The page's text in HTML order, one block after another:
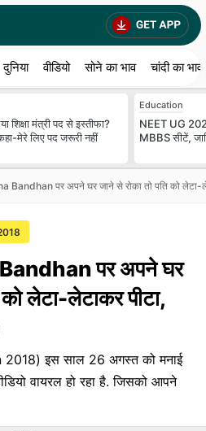
दुनिया वीडियो सोने का भाव चांदी का भाव
शिक्षा मंत्री पद से इस्तीफा?
मेरे लिए पद जरूरी नहीं
Education
NEET UG
MBBS सीटें,
Bandhan पर अपने घर जाने से रोका तो पति को
पर अपने घर
लेटा-लेटाकर पीटा,
2018) इस साल 26 अगस्त को मनाई
वायरल हो रहा है. जिसको आपने